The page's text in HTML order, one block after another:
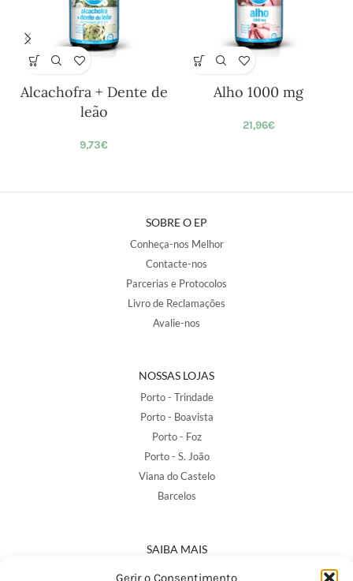
Gerir o Consentimento
Alcachofra + Dente de
leão
9,73€
Alho 1000 mg
21,96€
SOBRE O EP
Conheça-nos Melhor
Contacte-nos
Parcerias e Protocolos
Livro de Reclamações
Avalie-nos
NOSSAS LOJAS
Porto - Trindade
Porto - Boavista
Porto - Foz
Porto - S. João
Viana do Castelo
Barcelos
SAIBA MAIS
Política de Privacidade